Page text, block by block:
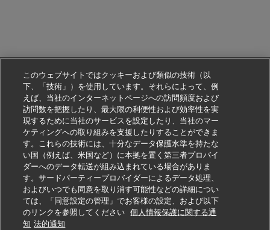
この仕事に応募する
このウェブサイトではクッキーおよび類似の技術（以
下、「技術」）を使用しています。それらによって、例
えば、当社のインターネットページへの訪問頻度および
訪問数を把握したり、最大限の利便性および効率性を実
現するために当社のサービスを設定したり、当社のマー
ケティングへの取り組みを支援したりすることができま
す。これらの技術には、十分なデータ保護水準を持たな
い国（例えば、米国など）に本拠を置く第三者プロバイ
ダーへのデータ転送が組み込まれている場合がありま
す。サードパーティープロバイダーによるデータ処理、
およびいつでも同意を取り消す可能性などの詳細につい
ては、「同意設定の管理」でお客様の設定、および以下
のリンクを参照してください
個人情報保護に関する通
知 法的通知